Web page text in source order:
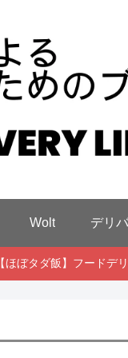
Wolt デリ
【ほぼタダ飯】フードデ